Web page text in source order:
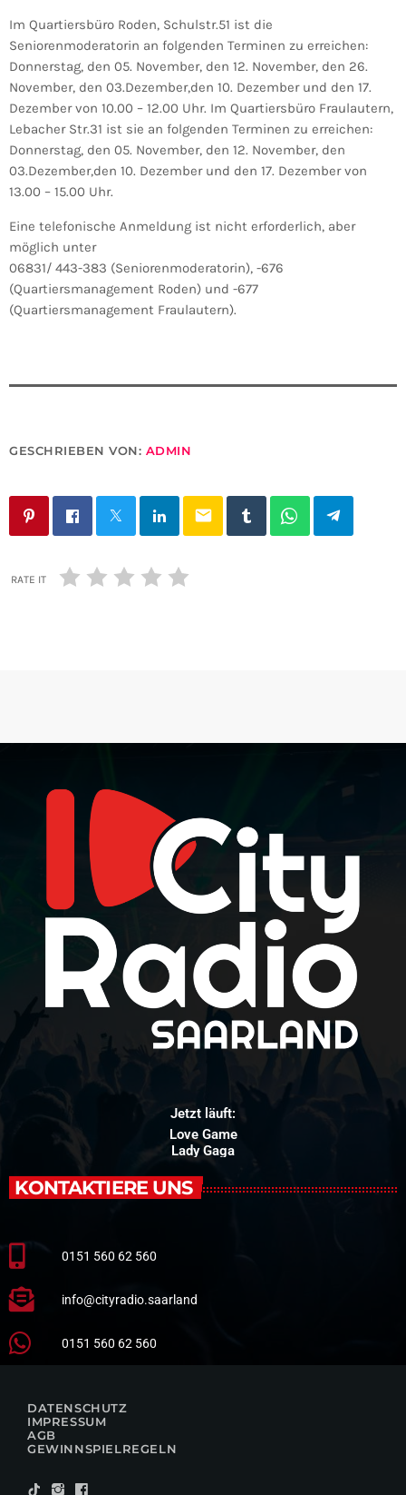
Im Quartiersbüro Roden, Schulstr.51 ist die
Seniorenmoderatorin an folgenden Terminen zu erreichen:
Donnerstag, den 05. November, den 12. November, den 26.
November, den 03.Dezember,den 10. Dezember und den 17.
Dezember von 10.00 – 12.00 Uhr. Im Quartiersbüro Fraulautern,
Lebacher Str.31 ist sie an folgenden Terminen zu erreichen:
Donnerstag, den 05. November, den 12. November, den
03.Dezember,den 10. Dezember und den 17. Dezember von
13.00 – 15.00 Uhr.
Eine telefonische Anmeldung ist nicht erforderlich, aber
möglich unter
06831/ 443-383 (Seniorenmoderatorin), -676
(Quartiersmanagement Roden) und -677
(Quartiersmanagement Fraulautern).
GESCHRIEBEN VON: ADMIN
email
RATE IT
Jetzt läuft:
Love Game
Lady Gaga
KONTAKTIERE UNS
0151 560 62 560
info@cityradio.saarland
0151 560 62 560
DATENSCHUTZ
IMPRESSUM
AGB
GEWINNSPIELREGELN